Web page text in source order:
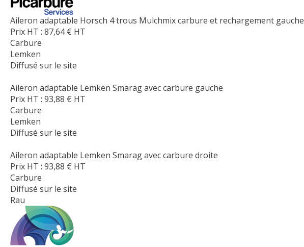
Aileron adaptable Horsch 4 trous Mulchmix carbure et rechargement gauche
Prix HT : 87,64€ HT
Carbure
Lemken
Diffusé sur le site
Aileron adaptable Lemken Smarag avec carbure gauche
Prix HT : 93,88 € HT
Carbure
Lemken
Diffusé sur le site
Aileron adaptable Lemken Smarag avec carbure droite
Prix HT : 93,88 € HT
Carbure
Diffusé sur le site
Rau